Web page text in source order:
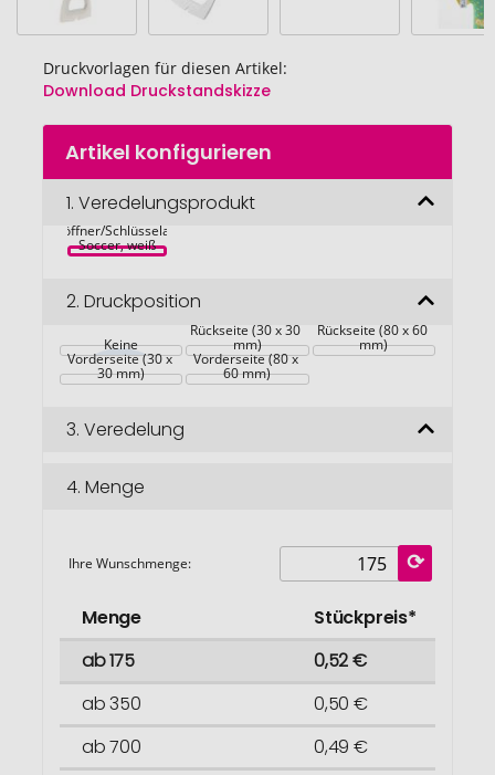
Druckvorlagen für diesen Artikel:
Download Druckstandskizze
Zum
Anfang
Bildgalerie
springen
Artikel konfigurieren
1. Veredelungsprodukt
Flaschenöffner/Schlüsselanhänger
Soccer, weiß
2. Druckposition
Keine
Rückseite (30 x 30
mm)
Rückseite (80 x 60
mm)
Vorderseite (30 x
30 mm)
Vorderseite (80 x
60 mm)
3. Veredelung
4. Menge
Ihre Wunschmenge:
Menge
Stückpreis*
ab 175
0,52 €
ab 350
0,50 €
ab 700
0,49 €